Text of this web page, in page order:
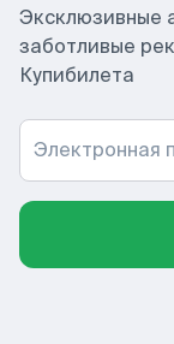
Эксклюзивные
заботливые
Купибилета
Электронная